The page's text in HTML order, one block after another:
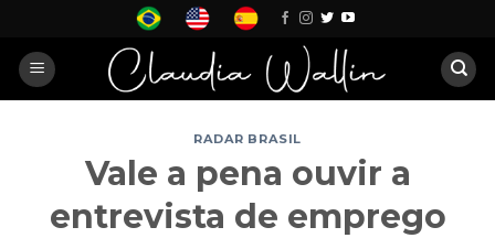
content
RADAR BRASIL
Vale a pena ouvir a
entrevista de emprego